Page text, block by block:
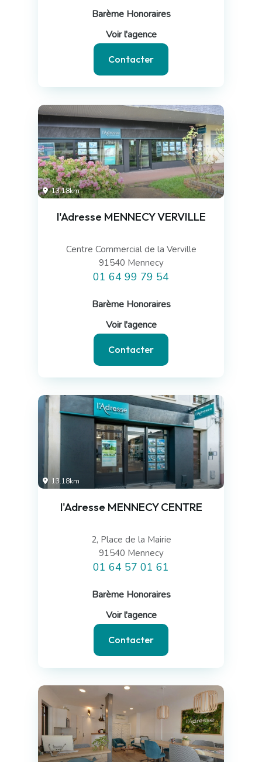
Barème Honoraires
Voir l'agence
Contacter
13.18km
l'Adresse MENNECY VERVILLE
Centre Commercial de la Verville
91540 Mennecy
01 64 99 79 54
Barème Honoraires
Voir l'agence
Contacter
13.18km
l'Adresse MENNECY CENTRE
2, Place de la Mairie
91540 Mennecy
01 64 57 01 61
Barème Honoraires
Voir l'agence
Contacter